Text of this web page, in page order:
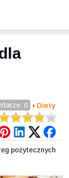
Diety
0
pożytecznych